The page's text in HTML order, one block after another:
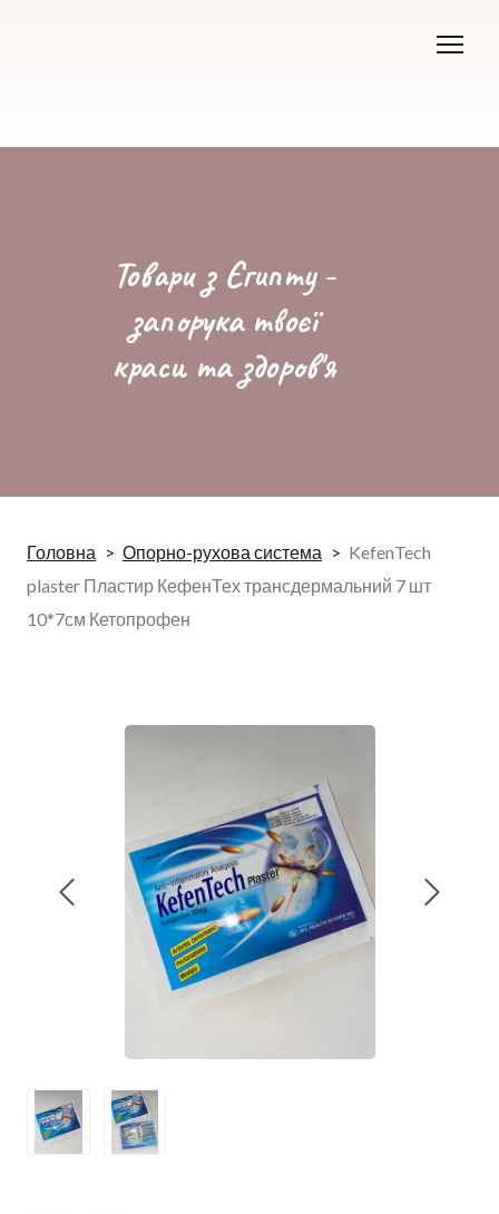
Товари з Єгипту -
запорука твоєї
краси та здоров'я
Головна Опорно-рухова система
KefenTech
plaster Пластир КефенТех трансдермальний 7 шт
10*7см Кетопрофен